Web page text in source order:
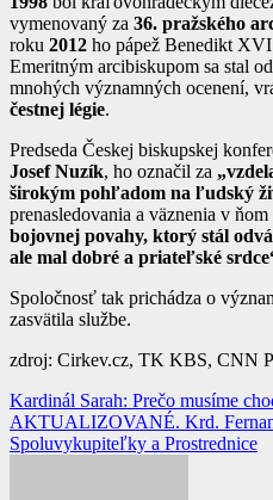
vymenovaný za 36. pražského
roku 2012 ho pápež Benedikt
Emeritným arcibiskupom sa stal
mnohých významných ocenení,
čestnej légie.
Predseda Českej biskupskej
Josef Nuzík, ho označil za
širokým pohľadom na ľudský
prenasledovania a väznenia v
bojovnej povahy, ktorý stál
ale mal dobré a priateľské
Spoločnosť tak prichádza o
zasvätila službe.
zdroj: Cirkev.cz, TK KBS, CNN
Navigácia
v
Kardinál Sarah: Prečo musíme
AKTUALIZOVANÉ. Krd.
Spoluvykupiteľky a Prostrednice